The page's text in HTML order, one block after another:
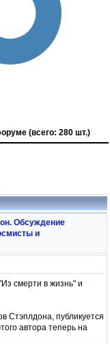
(всего: 280 шт.)
Обсуждение
и
смерти в жизнь" и
Стэплдона, публикуется
автора теперь на